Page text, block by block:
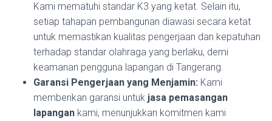
Kami mematuhi standar K3 yang ketat. Selain itu,
setiap tahapan pembangunan diawasi secara ketat
untuk memastikan kualitas pengerjaan dan kepatuhan
terhadap standar olahraga yang berlaku, demi
keamanan pengguna lapangan di Tangerang.
Garansi Pengerjaan yang Menjamin: Kami
memberikan garansi untuk jasa pemasangan
lapangan kami, menunjukkan komitmen kami